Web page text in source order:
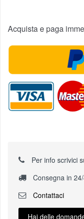
qua,
Eccellenti sia
La katana è
è spessa e la
Acquista e paga
Per info scrivici
Consegna in
Contattaci
Hai delle